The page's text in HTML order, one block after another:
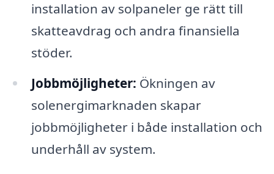
installation av solpaneler ge rätt till
skatteavdrag och andra finansiella
stöder.
Jobbmöjligheter: Ökningen av
solenergimarknaden skapar
jobbmöjligheter i både installation och
underhåll av system.